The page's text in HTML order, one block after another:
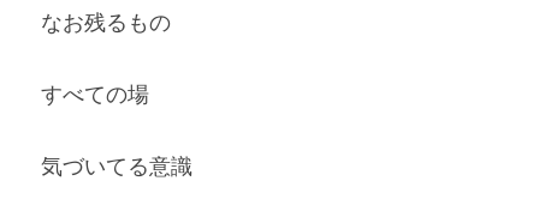
なお残るもの
すべての場
気づいてる意識